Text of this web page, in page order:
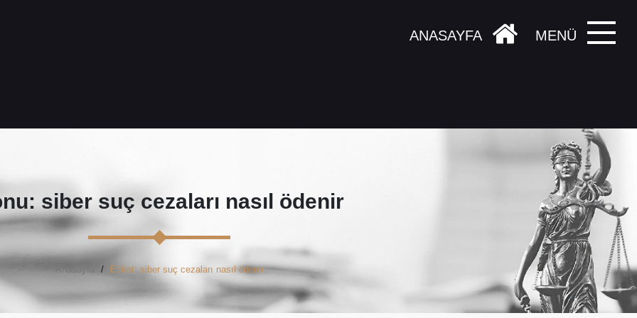
MENÜ
ANASAYFA
siber suç cezaları nasıl ödenir
Anasayfa Etiket: siber suç cezaları nasıl ödenir